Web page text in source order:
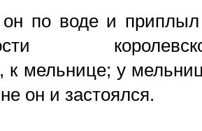
по воде и
к мельнице; у
он и застоялся.